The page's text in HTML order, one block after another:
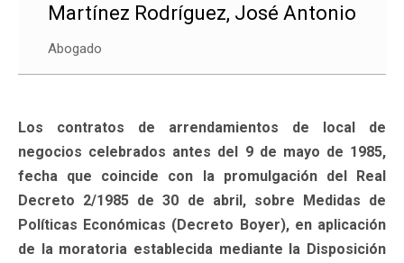
Martínez Rodríguez, José Antonio
Abogado
Los contratos de arrendamientos de local de
negocios celebrados antes del 9 de mayo de 1985,
fecha que coincide con la promulgación del Real
Decreto 2/1985 de 30 de abril, sobre Medidas de
Políticas Económicas (Decreto Boyer), en aplicación
de la moratoria establecida mediante la Disposición